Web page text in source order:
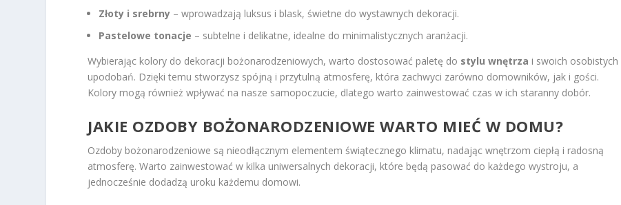
Złoty i srebrny – wprowadzają luksus i blask, świetne do wystawnych dekoracji.
Pastelowe tonacje – subtelne i delikatne, idealne do minimalistycznych aranżacji.
Wybierając kolory do dekoracji bożonarodzeniowych, warto dostosować paletę do stylu wnętrza i swoich osobistych
upodobań. Dzięki temu stworzysz spójną i przytulną atmosferę, która zachwyci zarówno domowników, jak i gości.
Kolory mogą również wpływać na nasze samopoczucie, dlatego warto zainwestować czas w ich staranny dobór.
JAKIE OZDOBY BOŻONARODZENIOWE WARTO MIEĆ W DOMU?
Ozdoby bożonarodzeniowe są nieodłącznym elementem świątecznego klimatu, nadając wnętrzom ciepłą i radosną
atmosferę. Warto zainwestować w kilka uniwersalnych dekoracji, które będą pasować do każdego wystroju, a
jednocześnie dodadzą uroku każdemu domowi.